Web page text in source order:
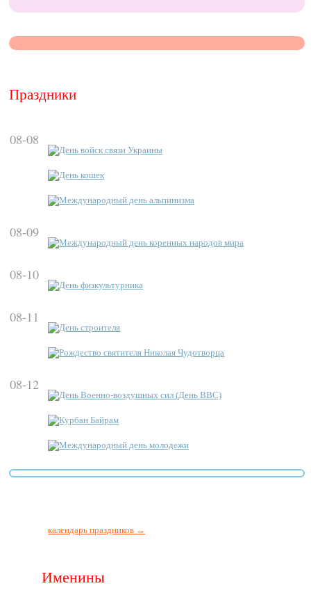
Праздники
08-08
День войск связи Украины
День кошек
Международный день альпинизма
08-09
Международный день коренных народов мира
08-10
День физкультурника
08-11
День строителя
Рождество святителя Николая Чудотворца
08-12
День Военно-воздушных сил (День ВВС)
Курбан Байрам
Международный день молодежи
календарь праздников →
Именины